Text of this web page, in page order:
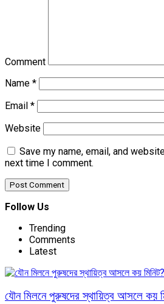
Comment
Name *
Email *
Website
Save my name, email, and
next time I comment.
Follow Us
Trending
Comments
Latest
যৌন মিলনে পুরুষদের স্থায়িত্ব আসলে কয়